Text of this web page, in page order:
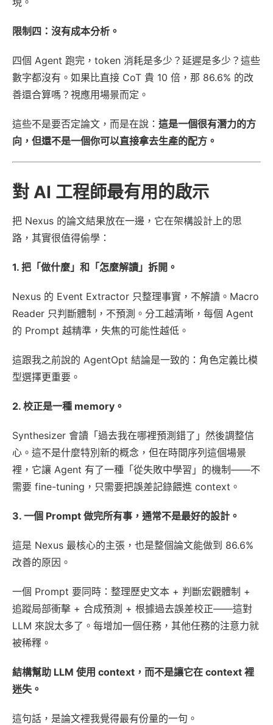
限制四：沒有成本分析。
四個 Agent 跑完，token 消耗是多少？延遲是多少？這些
數字都沒有。如果比直接 CoT 貴 10 倍，那 86.6% 的改
善還合算嗎？視應用場景而定。
這些不是要否定論文，而是在說： 這是一個很有潛力的方
向，但還不是一個你可以直接拿去生產的配方。
對 AI 工程師最有用的啟示
把 Nexus 的論文結果放在一邊，它在架構設計上的思
路，其實很值得偷學：
1. 把「做什麼」和「怎麼解讀」拆開。
Nexus 的 Event Extractor 只整理事實，不解讀。Macro
Reader 只判斷體制，不預測。分工越清晰，每個 Agent
的 Prompt 越精準，失焦的可能性越低。
這跟我之前說的 AgentOpt 結論是一致的：角色定義比模
型選擇更重要。
2. 校正是一種 memory。
Synthesizer 會讀「過去我在哪裡預測錯了」然後調整信
心。這不是什麼特別新的概念，但在時間序列這個場景
裡，它讓 Agent 有了一種「從失敗中學習」的機制——不
需要 fine-tuning，只需要把誤差記錄餵進 context。
3. 一個 Prompt 做完所有事，通常不是最好的設計。
這是 Nexus 最核心的主張，也是整個論文能做到 86.6%
改善的原因。
一個 Prompt 要同時：整理歷史文本 + 判斷宏觀體制 +
追蹤局部衝擊 + 合成預測 + 根據過去誤差校正——這對
LLM 來說太多了。每增加一個任務，其他任務的注意力就
被稀釋。
結構幫助 LLM 使用 context，而不是讓它在 context 裡
迷失。
這句話，是論文裡我覺得最有份量的一句。